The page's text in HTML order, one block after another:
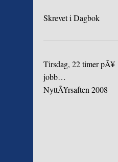
Skrevet iDagbok
Tirsdag, 22 timer pÃ¥
jobb…
NyttÃ¥rsaften 2008